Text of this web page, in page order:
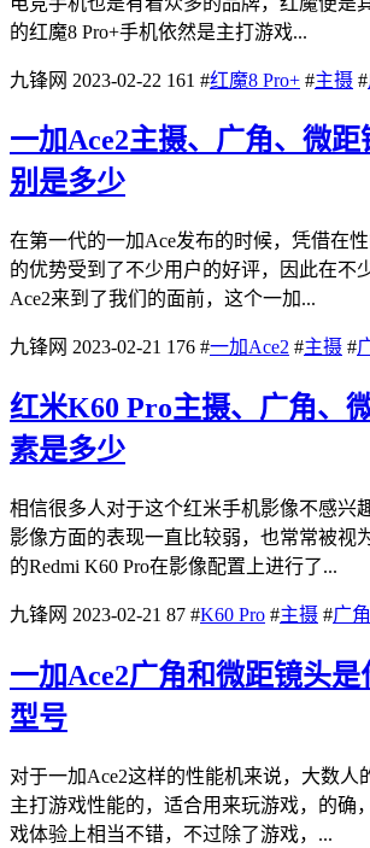
的红魔8 Pro+手机依然是主打游戏...
九锋网 2023-02-22 161 #红魔8 Pro+ #主摄 #
一加Ace2主摄、广角、微
别是多少
在第一代的一加Ace发布的时候，凭借在
的优势受到了不少用户的好评，因此在不
Ace2来到了我们的面前，这个一加...
九锋网 2023-02-21 176 #一加Ace2 #主摄 #
红米K60 Pro主摄、广角、
素是多少
相信很多人对于这个红米手机影像不感兴
影像方面的表现一直比较弱，也常常被视
的Redmi K60 Pro在影像配置上进行了...
九锋网 2023-02-21 87 #K60 Pro #主摄 #广角
一加Ace2广角和微距镜头
型号
对于一加Ace2这样的性能机来说，大数人
主打游戏性能的，适合用来玩游戏，的确
戏体验上相当不错，不过除了游戏，...